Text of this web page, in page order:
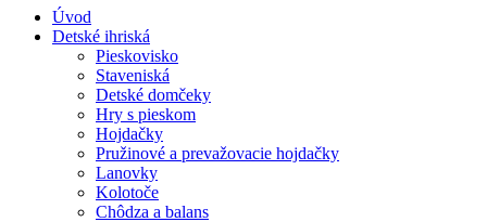
Úvod
Detské ihriská
Pieskovisko
Staveniská
Detské domčeky
Hry s pieskom
Hojdačky
Pružinové a prevažovacie hojdačky
Lanovky
Kolotoče
Chôdza a balans